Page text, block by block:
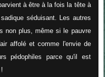
à être à la fois la tête à
séduisant. Les autres
non plus, même si le pauvre
affolé et comme l'envie de
pédophiles parce qu'il est